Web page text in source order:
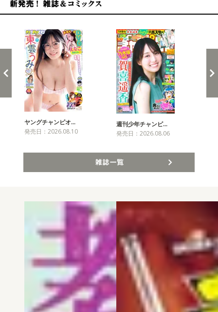
ヤングチャンピオ…
発売日：2026.08.10
週刊少年チャンピ…
発売日：2026.08.06